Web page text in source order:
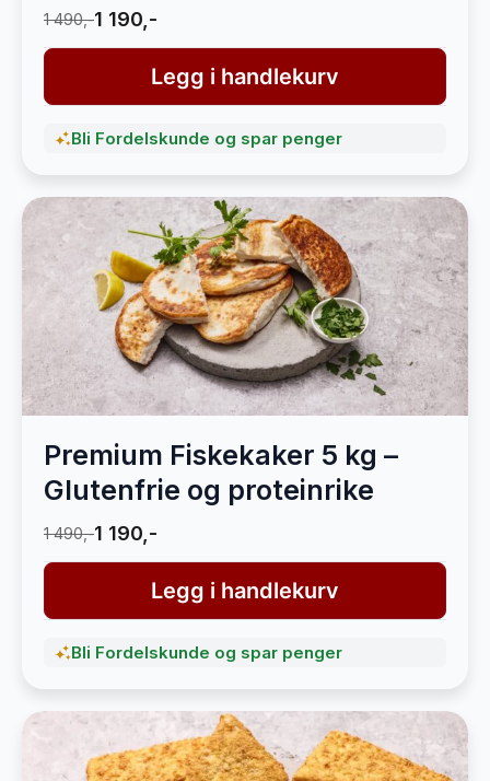
1 490,-1 190,-
Legg i handlekurv
Bli Fordelskunde og spar penger
Premium Fiskekaker 5 kg –
Glutenfrie og proteinrike
1 490,-1 190,-
Legg i handlekurv
Bli Fordelskunde og spar penger